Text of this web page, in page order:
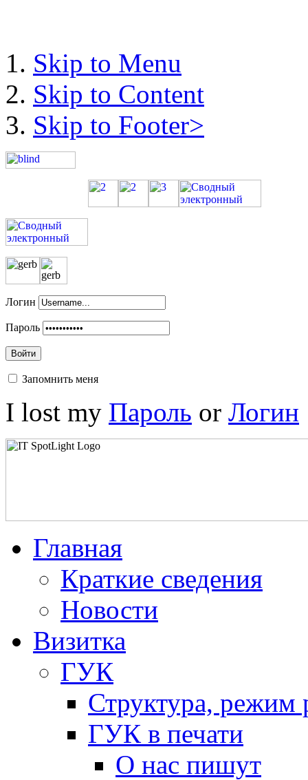
Skip to Menu
Skip to Content
Skip to Footer>
Логин
Пароль
Войти
Запомнить меня
I lost my Пароль or Логин
Главная
Краткие сведения
Новости
Визитка
ГУК
Структура, режим
ГУК в печати
О нас пишут